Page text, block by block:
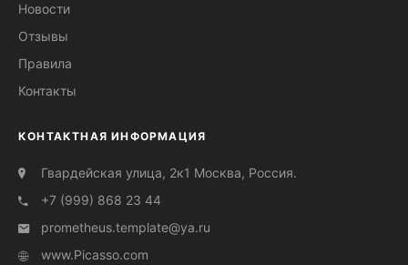
Новости
Отзывы
Правила
Контакты
КОНТАКТНАЯ ИНФОРМАЦИЯ
Гвардейская улица, 2к1 Москва, Россия.
+7 (999) 868 23 44
prometheus.template@ya.ru
www.Picasso.com